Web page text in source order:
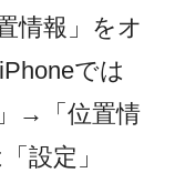
情報」をオ
では
→「位置情
設定」